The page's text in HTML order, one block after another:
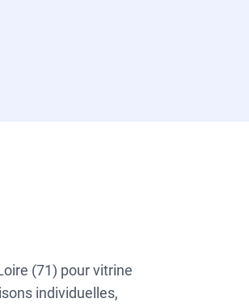
(71) pour vitrine
individuelles,